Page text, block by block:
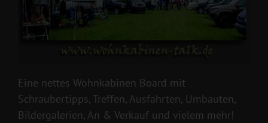
Eine nettes Wohnkabinen Board mit
Schraubertipps, Treffen, Ausfahrten, Umbauten,
Bildergalerien, An & Verkauf und vielem mehr!